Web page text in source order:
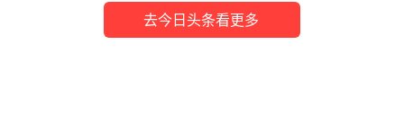
去今日头条看更多